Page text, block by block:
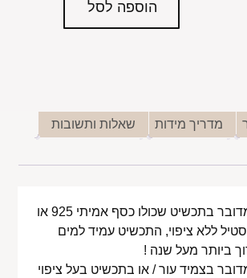
הוספה לסל
מדריך מידות
שאלות ותשובות
במידה ומדובר בתכשיט שכולו כסף אמיתי 925 או
ללא ציפוי, התכשיט עמיד למים
ביותר מעל שנה !
בצמיד עור / או בתכשיט בעל ציפוי